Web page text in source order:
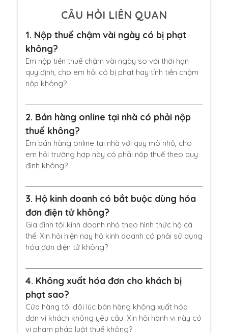
CÂU HỎI LIÊN QUAN
1. Nộp thuế chậm vài ngày có bị phạt
không?
Em nộp tiền thuế chậm vài ngày so với thời hạn
quy định, cho em hỏi có bị phạt hay tính tiền chậm
nộp không?
2. Bán hàng online tại nhà có phải nộp
thuế không?
Em bán hàng online tại nhà với quy mô nhỏ, cho
em hỏi trường hợp này có phải nộp thuế theo quy
định không?
3. Hộ kinh doanh có bắt buộc dùng hóa
đơn điện tử không?
Gia đình tôi kinh doanh nhỏ theo hình thức hộ cá
thể. Xin hỏi hiện nay hộ kinh doanh có phải sử dụng
hóa đơn điện tử không?
4. Không xuất hóa đơn cho khách bị
phạt sao?
Cửa hàng tôi đôi lúc bán hàng không xuất hóa
đơn vì khách không yêu cầu. Xin hỏi hành vi này có
vi phạm pháp luật thuế không?